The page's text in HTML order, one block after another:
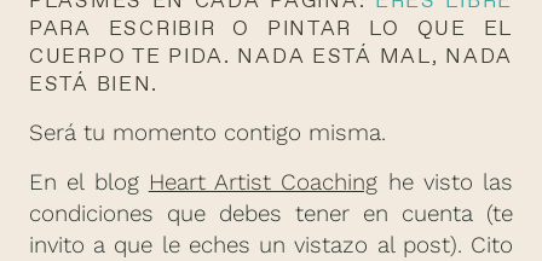
PARA ESCRIBIR O PINTAR LO QUE EL
CUERPO TE PIDA. NADA ESTÁ MAL, NADA
ESTÁ BIEN.
Será tu momento contigo misma.
En el blog Heart Artist Coaching he visto las
condiciones que debes tener en cuenta (te
invito a que le eches un vistazo al post). Cito